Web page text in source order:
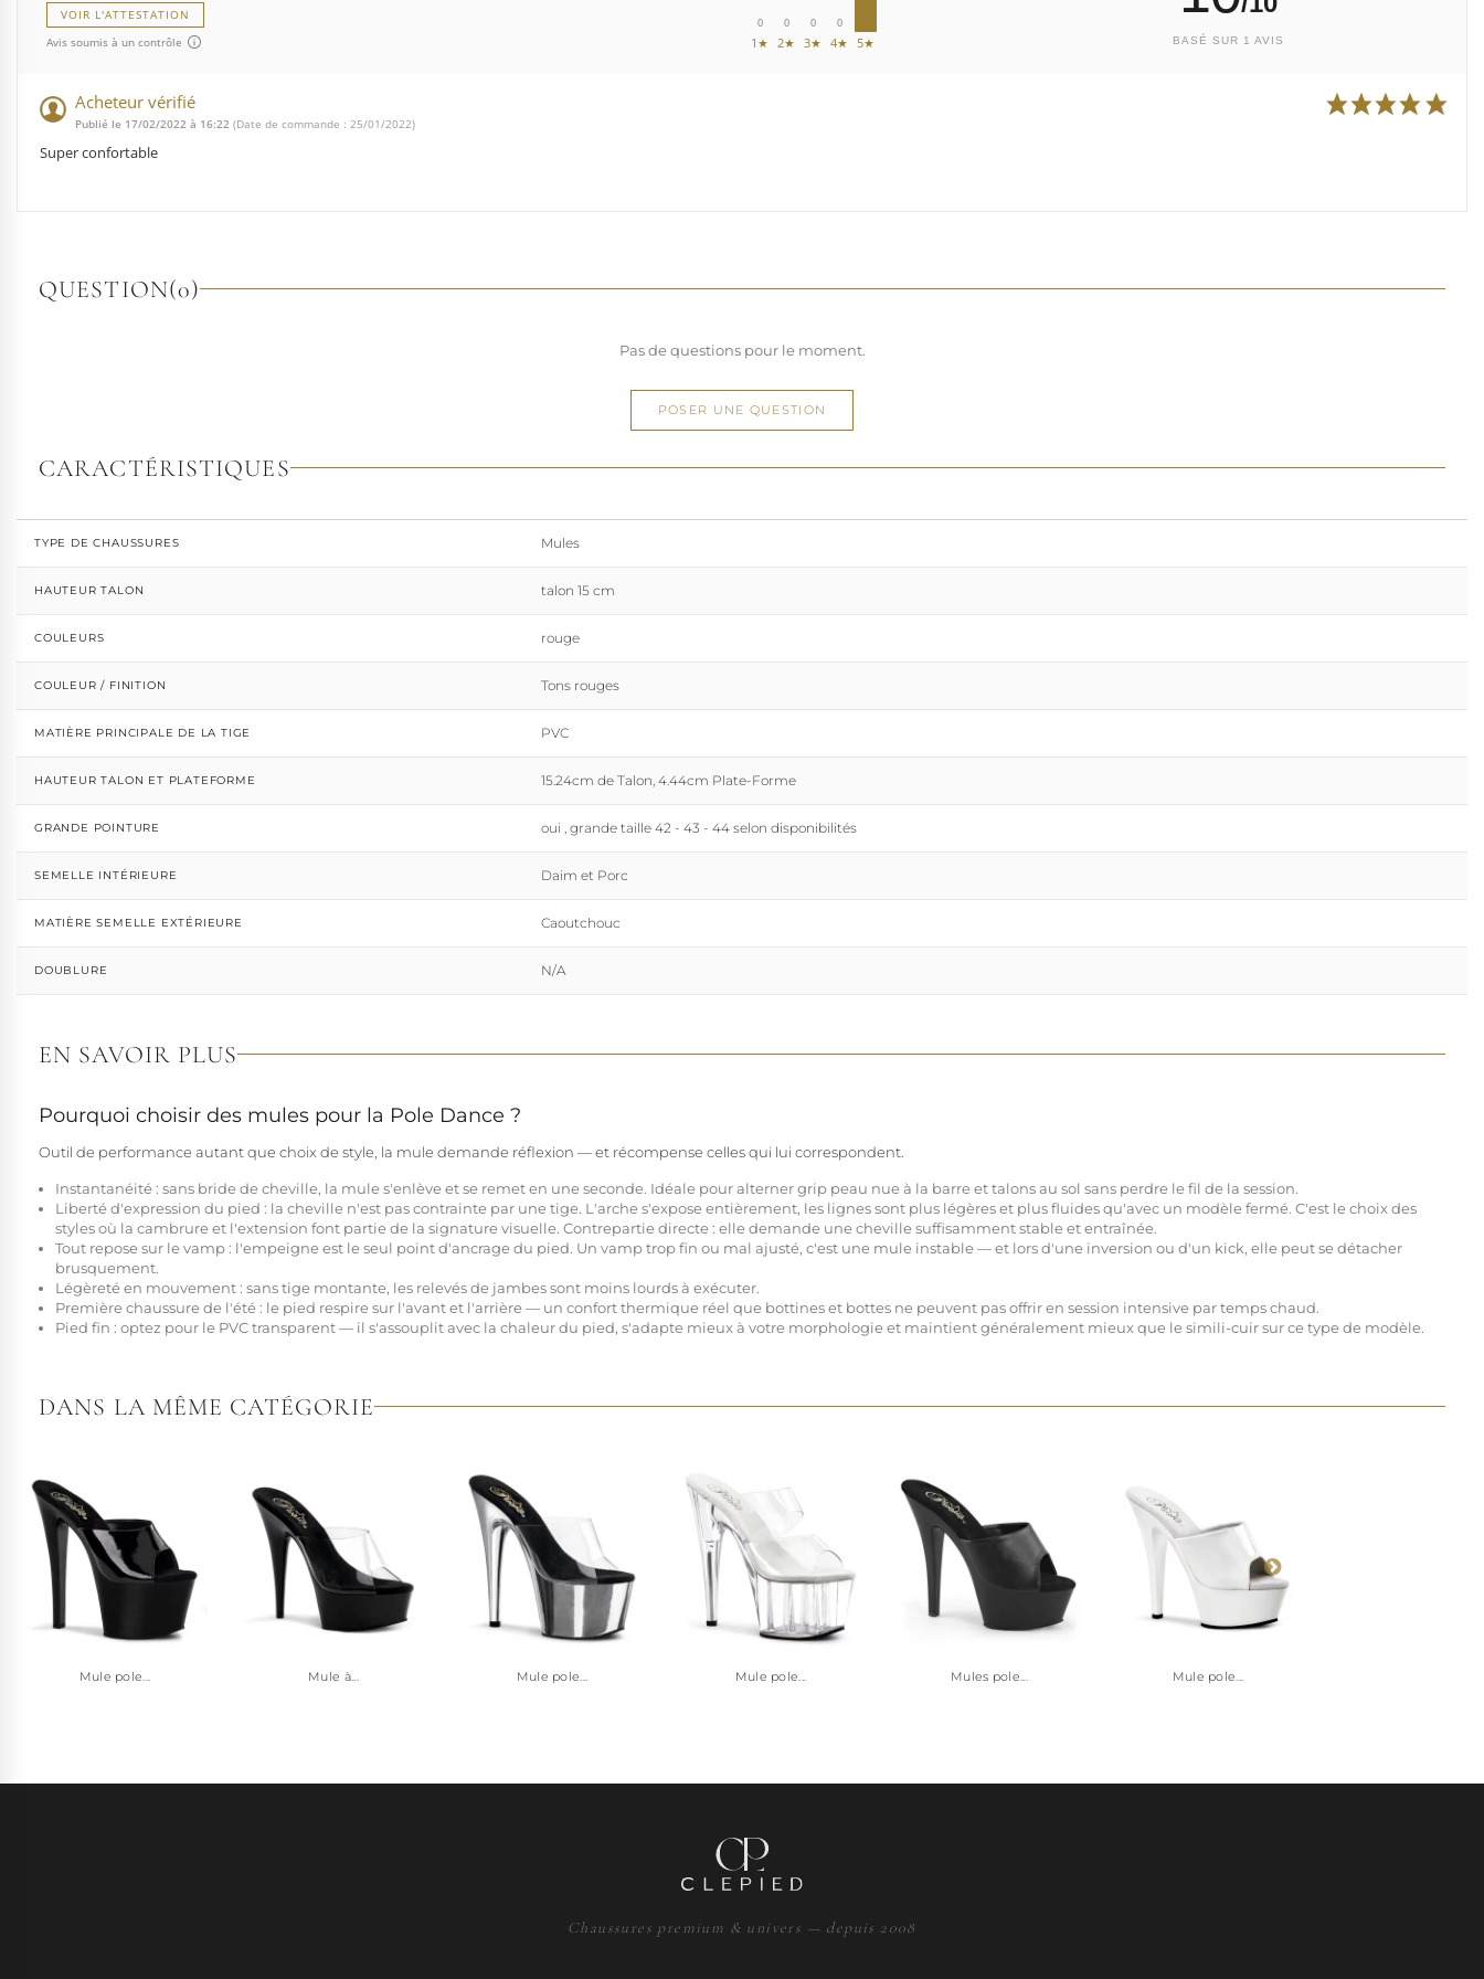
VOIR L'ATTESTATION
Avis soumis à un contrôle
0
1★
0
2★
0
3★
0
4★ 5★ BASÉ SUR 1 AVIS
Acheteur vérifié
Publié le 17/02/2022 à 16:22 (Date de commande : 25/01/2022)
Super confortable
QUESTION(0)
Pas de questions pour le moment.
POSER UNE QUESTION
CARACTÉRISTIQUES
TYPE DE CHAUSSURES Mules
HAUTEUR TALON talon 15 cm
COULEURS rouge
COULEUR / FINITION Tons rouges
MATIÈRE PRINCIPALE DE LA TIGE PVC
HAUTEUR TALON ET PLATEFORME 15.24cm de Talon, 4.44cm Plate-Forme
GRANDE POINTURE oui , grande taille 42 - 43 - 44 selon disponibilités
SEMELLE INTÉRIEURE Daim et Porc
MATIÈRE SEMELLE EXTÉRIEURE Caoutchouc
DOUBLURE N/A
EN SAVOIR PLUS
Pourquoi choisir des mules pour la Pole Dance ?
Outil de performance autant que choix de style, la mule demande réflexion — et récompense celles qui lui correspondent.
Instantanéité : sans bride de cheville, la mule s'enlève et se remet en une seconde. Idéale pour alterner grip peau nue à la barre et talons au sol sans perdre le fil de la session.
Liberté d'expression du pied : la cheville n'est pas contrainte par une tige. L'arche s'expose entièrement, les lignes sont plus légères et plus fluides qu'avec un modèle fermé. C'est le choix des
styles où la cambrure et l'extension font partie de la signature visuelle. Contrepartie directe : elle demande une cheville suffisamment stable et entraînée.
Tout repose sur le vamp : l'empeigne est le seul point d'ancrage du pied. Un vamp trop fin ou mal ajusté, c'est une mule instable — et lors d'une inversion ou d'un kick, elle peut se détacher
brusquement.
Légèreté en mouvement : sans tige montante, les relevés de jambes sont moins lourds à exécuter.
Première chaussure de l'été : le pied respire sur l'avant et l'arrière — un confort thermique réel que bottines et bottes ne peuvent pas offrir en session intensive par temps chaud.
Pied fin : optez pour le PVC transparent — il s'assouplit avec la chaleur du pied, s'adapte mieux à votre morphologie et maintient généralement mieux que le simili-cuir sur ce type de modèle.
DANS LA MÊME CATÉGORIE
Mule pole... Mule à... Mule pole... Mule pole... Mules pole... Mule pole...
Chaussures premium & univers — depuis 2008